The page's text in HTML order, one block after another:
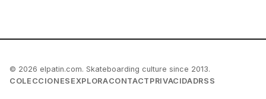
© 2026 elpatin.com. Skateboarding culture since 2013.
COLECCIONES EXPLORACONTACT PRIVACIDADRSS